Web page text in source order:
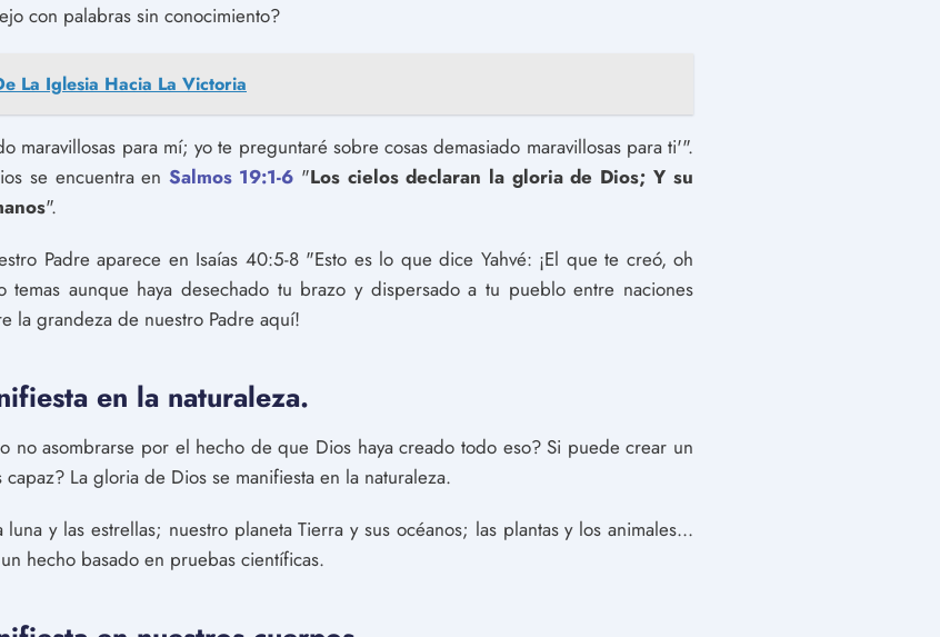
con palabras sin conocimiento?
La Iglesia Hacia La Victoria
maravillosas para mí; yo te preguntaré sobre cosas demasiado maravillosas para ti'".
se encuentra en Salmos 19:1-6 "Los cielos declaran la gloria de Dios; Y su
".
Padre aparece en Isaías 40:5-8 "Esto es lo que dice Yahvé: ¡El que te creó, oh
aunque haya desechado tu brazo y dispersado a tu pueblo entre naciones
la grandeza de nuestro Padre aquí!
en la naturaleza.
no asombrarse por el hecho de que Dios haya creado todo eso? Si puede crear un
La gloria de Dios se manifiesta en la naturaleza.
y las estrellas; nuestro planeta Tierra y sus océanos; las plantas y los animales...
hecho basado en pruebas científicas.